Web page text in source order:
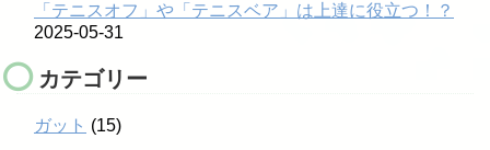
「テニスオフ」や「テニスベア」は上達に役立つ！？
2025-05-31
カテゴリー
ガット (15)